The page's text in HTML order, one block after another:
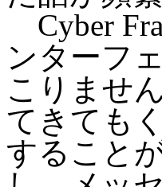
Cyber
ンターフ
こりませ
てきても
すること